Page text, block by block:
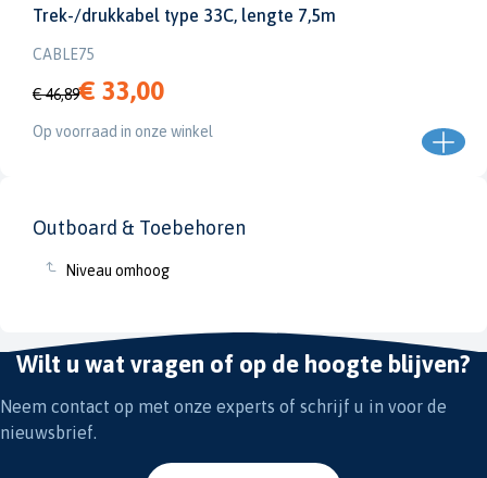
Outboard & Toebehoren
Niveau omhoog
Trek-/drukkabel type 33C, lengte 7,5m
CABLE75
€ 46,89€ 33,00
Op voorraad in onze winkel
Wilt u wat vragen of op de hoogte blijven?
Neem contact op met onze experts of schrijf u in voor de
nieuwsbrief.